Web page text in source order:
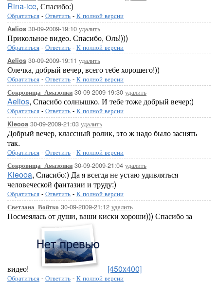
Rina-ice, Спасибо:)
Обратиться - Ответить - К полной версии
Aelios 30-09-2009-19:10 удалить
Прикольное видео. Спасибо, Оль!)))
Обратиться - Ответить - К полной версии
Aelios 30-09-2009-19:11 удалить
Олечка, добрый вечер, всего тебе хорошего!))
Обратиться - Ответить - К полной версии
Сокровища_Амазонки 30-09-2009-19:30 удалить
Aelios, Спасибо солнышко. И тебе тоже добрый вечер:)
Обратиться - Ответить - К полной версии
Kleooa 30-09-2009-21:03 удалить
Добрый вечер, классный ролик, это ж надо было заснять
так.
Обратиться - Ответить - К полной версии
Сокровища_Амазонки 30-09-2009-21:04 удалить
Kleooa, Спасибо:) Да я всегда не устаю удивляться
человеческой фантазии и труду:)
Обратиться - Ответить - К полной версии
Светлана_Войтко 30-09-2009-21:12 удалить
Посмеялась от души, ваши киски хороши))) Спасибо за
видео! [450x400]
Обратиться - Ответить - К полной версии